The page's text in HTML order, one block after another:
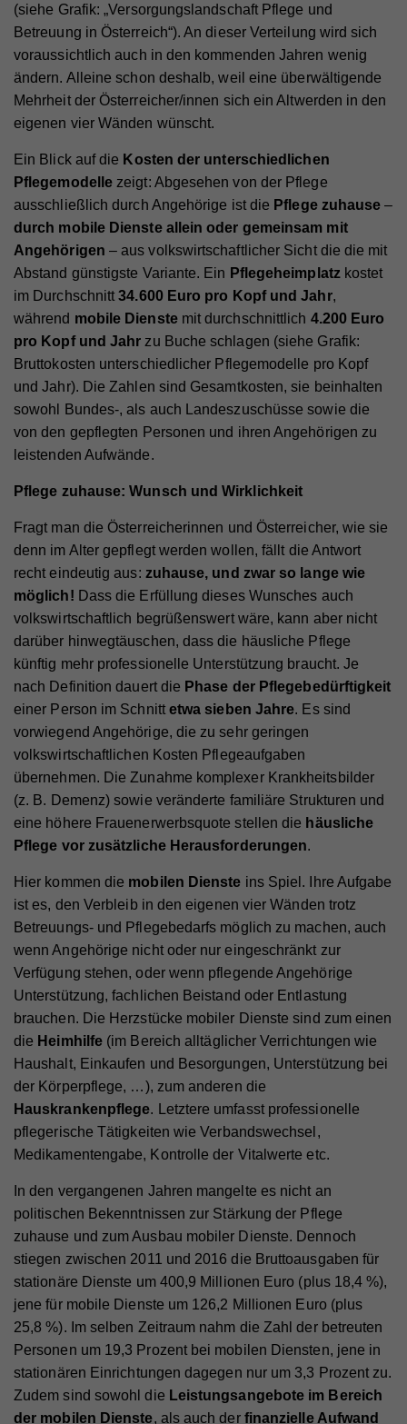
(siehe Grafik: „Versorgungslandschaft Pflege und
Betreuung in Österreich“). An dieser Verteilung wird sich
voraussichtlich auch in den kommenden Jahren wenig
ändern. Alleine schon deshalb, weil eine überwältigende
Mehrheit der Österreicher/innen sich ein Altwerden in den
eigenen vier Wänden wünscht.
Ein Blick auf die Kosten der unterschiedlichen
Pflegemodelle zeigt: Abgesehen von der Pflege
ausschließlich durch Angehörige ist die Pflege zuhause–
durch mobile Dienste allein oder gemeinsam mit
Angehörigen – aus volkswirtschaftlicher Sicht die die mit
Abstand günstigste Variante. Ein Pflegeheimplatz kostet
im Durchschnitt 34.600 Euro pro Kopf und Jahr,
während mobile Dienste mit durchschnittlich 4.200 Euro
pro Kopf und Jahr zu Buche schlagen (siehe Grafik:
Bruttokosten unterschiedlicher Pflegemodelle pro Kopf
und Jahr). Die Zahlen sind Gesamtkosten, sie beinhalten
sowohl Bundes-, als auch Landeszuschüsse sowie die
von den gepflegten Personen und ihren Angehörigen zu
leistenden Aufwände.
Pflege zuhause: Wunsch und Wirklichkeit
Fragt man die Österreicherinnen und Österreicher, wie sie
denn im Alter gepflegt werden wollen, fällt die Antwort
recht eindeutig aus: zuhause, und zwar so lange wie
möglich! Dass die Erfüllung dieses Wunsches auch
volkswirtschaftlich begrüßenswert wäre, kann aber nicht
darüber hinwegtäuschen, dass die häusliche Pflege
künftig mehr professionelle Unterstützung braucht. Je
nach Definition dauert die Phase der Pflegebedürftigkeit
einer Person im Schnitt etwa sieben Jahre. Es sind
vorwiegend Angehörige, die zu sehr geringen
volkswirtschaftlichen Kosten Pflegeaufgaben
übernehmen. Die Zunahme komplexer Krankheitsbilder
(z. B. Demenz) sowie veränderte familiäre Strukturen und
eine höhere Frauenerwerbsquote stellen die häusliche
Pflege vor zusätzliche Herausforderungen.
Hier kommen die mobilen Dienste ins Spiel. Ihre Aufgabe
ist es, den Verbleib in den eigenen vier Wänden trotz
Betreuungs- und Pflegebedarfs möglich zu machen, auch
wenn Angehörige nicht oder nur eingeschränkt zur
Verfügung stehen, oder wenn pflegende Angehörige
Unterstützung, fachlichen Beistand oder Entlastung
brauchen. Die Herzstücke mobiler Dienste sind zum einen
die Heimhilfe (im Bereich alltäglicher Verrichtungen wie
Haushalt, Einkaufen und Besorgungen, Unterstützung bei
der Körperpflege, …), zum anderen die
Hauskrankenpflege. Letztere umfasst professionelle
pflegerische Tätigkeiten wie Verbandswechsel,
Medikamentengabe, Kontrolle der Vitalwerte etc.
In den vergangenen Jahren mangelte es nicht an
politischen Bekenntnissen zur Stärkung der Pflege
zuhause und zum Ausbau mobiler Dienste. Dennoch
stiegen zwischen 2011 und 2016 die Bruttoausgaben für
stationäre Dienste um 400,9 Millionen Euro (plus 18,4 %),
jene für mobile Dienste um 126,2 Millionen Euro (plus
25,8 %). Im selben Zeitraum nahm die Zahl der betreuten
Personen um 19,3 Prozent bei mobilen Diensten, jene in
stationären Einrichtungen dagegen nur um 3,3 Prozent zu.
Zudem sind sowohl die Leistungsangebote im Bereich
der mobilen Dienste, als auch der finanzielle Aufwand